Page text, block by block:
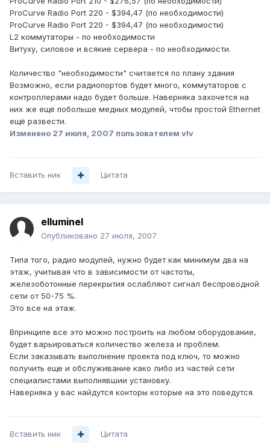
ProCurve Radio Port 220 - $394,47 (по необходимости)
ProCurve Radio Port 220 - $394,47 (по необходимости)
L2 коммутаторы - по необходимости
Витуху, силовое и всякие сервера - по необходимости.
Количество "необходимости" считается по плану здания
Возможно, если радиопортов будет много, коммутаторов с
контроллерами надо будет больше. Наверняка захочется на
них же ещё побольше медных модулей, чтобы простой Ethernet
ещё развести.
Изменено 27 июля, 2007 пользователем vIv
Вставить ник Цитата
elluminel
Опубликовано 27 июля, 2007
Типа того, радио модулей, нужно будет как минимум два на
этаж, учитывая что в зависимости от частоты,
железоботонные перекрытия ослабляют сигнал беспроводной
сети от 50-75 %.
Это все на этаж.
Впринципе все это можно построить на любом оборудование,
будет варьироваться количество железа и проблем.
Если заказывать выполнение проекта под ключ, то можно
получить еще и обслуживание како либо из частей сети
специалистами выполнявшии установку.
Наверняка у вас найдутся конторы которые на это поведутся.
Вставить ник Цитата